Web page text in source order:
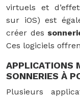
virtuels et
sur iOS) est
créer des
Ces logiciels
APPLICATIONS
SONNERIES À
Plusieurs